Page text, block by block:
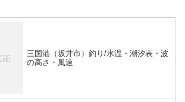
三国港（坂井市）釣り/水温・潮汐表・波
の高さ・風速